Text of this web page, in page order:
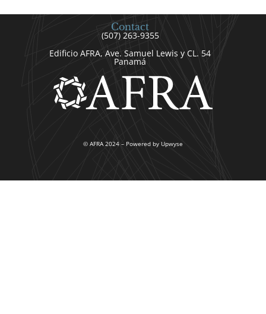
Contact
(507) 263-9355
Edificio AFRA, Ave. Samuel Lewis y CL. 54
Panamá
© AFRA 2024 – Powered by Upwyse